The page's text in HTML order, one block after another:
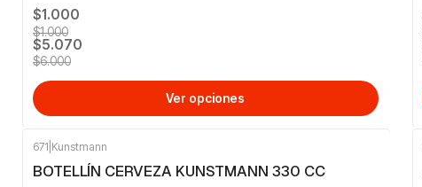
$1.000
$1.000
$5.070
$6.000
Ver opciones
OFF
671 Kunstmann
BOTELLÍN CERVEZA KUNSTMANN 330 CC